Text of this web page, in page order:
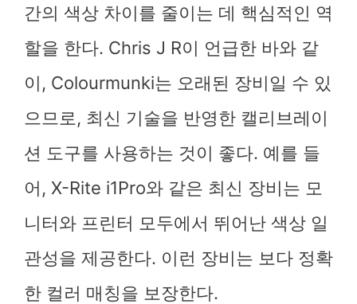
간의 색상 차이를 줄이는 데 핵심적인 역
할을 한다. Chris J R이 언급한 바와 같
이, Colourmunki는 오래된 장비일 수 있
으므로, 최신 기술을 반영한 캘리브레이
션 도구를 사용하는 것이 좋다. 예를 들
어, X-Rite i1Pro와 같은 최신 장비는 모
니터와 프린터 모두에서 뛰어난 색상 일
관성을 제공한다. 이런 장비는 보다 정확
한 컬러 매칭을 보장한다.